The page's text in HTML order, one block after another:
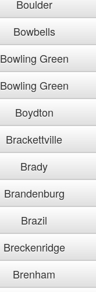
Boulder
Bowbells
Bowling Green
Bowling Green
Boydton
Brackettville
Brady
Brandenburg
Brazil
Breckenridge
Brenham